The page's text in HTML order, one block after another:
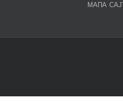
МАПА